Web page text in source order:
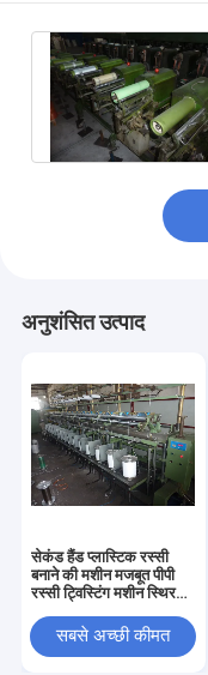
अनुशंसित उत्पाद
सेकंड हैंड प्लास्टिक रस्सी
बनाने की मशीन मजबूत पीपी
रस्सी ट्विस्टिंग मशीन स्थिर
सबसे अच्छी कीमत